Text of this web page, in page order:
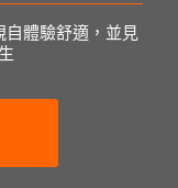
體驗舒適，並見